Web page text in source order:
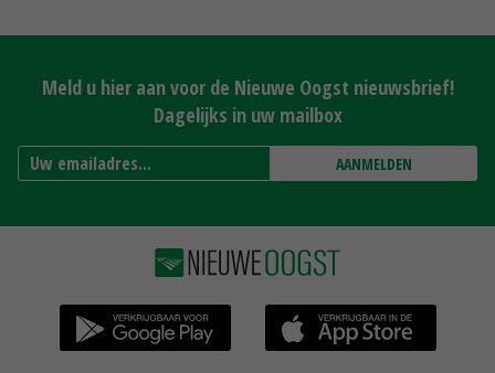
Meld u hier aan voor de Nieuwe Oogst nieuwsbrief!
Dagelijks in uw mailbox
AANMELDEN